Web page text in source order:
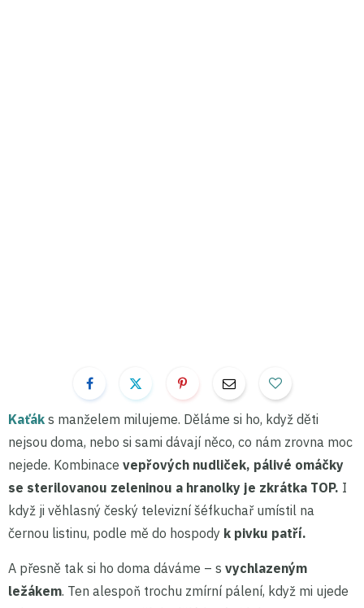
Kaťák s manželem milujeme. Děláme si ho, když děti
nejsou doma, nebo si sami dávají něco, co nám zrovna moc
nejede. Kombinace vepřových nudliček, pálivé omáčky
se sterilovanou zeleninou a hranolky je zkrátka TOP. I
když ji věhlasný český televizní šéfkuchař umístil na
černou listinu, podle mě do hospody k pivku patří.
A přesně tak si ho doma dáváme – s vychlazeným
ležákem. Ten alespoň trochu zmírní pálení, když mi ujede